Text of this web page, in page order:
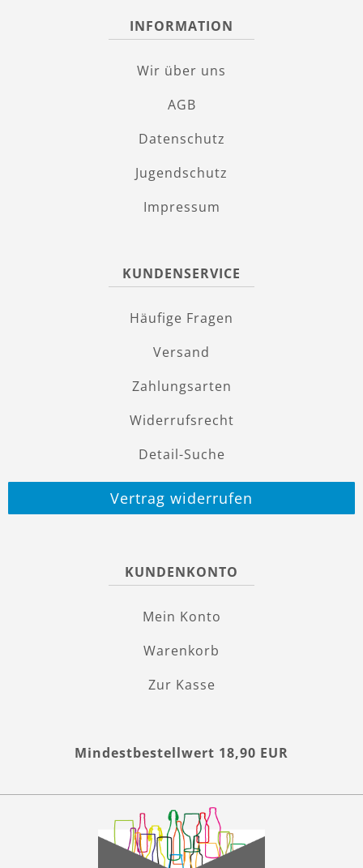
INFORMATION
Wir über uns
AGB
Datenschutz
Jugendschutz
Impressum
KUNDENSERVICE
Häufige Fragen
Versand
Zahlungsarten
Widerrufsrecht
Detail-Suche
Vertrag widerrufen
KUNDENKONTO
Mein Konto
Warenkorb
Zur Kasse
Mindestbestellwert 18,90 EUR